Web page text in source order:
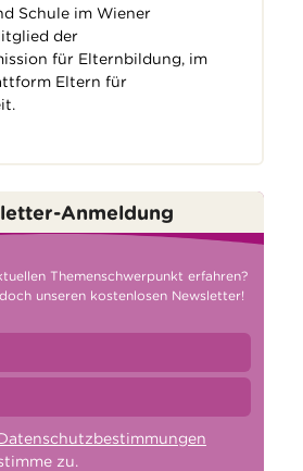
Schule im Wiener
der
für Elternbildung, im
Eltern für
Anmeldung
Themenschwerpunkt erfahren?
unseren kostenlosen Newsletter!
zu.